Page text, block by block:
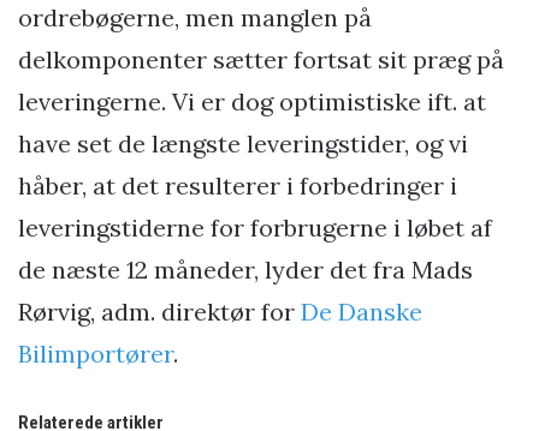
ordrebøgerne, men manglen på
delkomponenter sætter fortsat sit præg på
leveringerne. Vi er dog optimistiske ift. at
have set de længste leveringstider, og vi
håber, at det resulterer i forbedringer i
leveringstiderne for forbrugerne i løbet af
de næste 12 måneder, lyder det fra Mads
Rørvig, adm. direktør for De Danske
Bilimportører.
Relaterede artikler